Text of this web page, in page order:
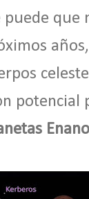
que
potencial